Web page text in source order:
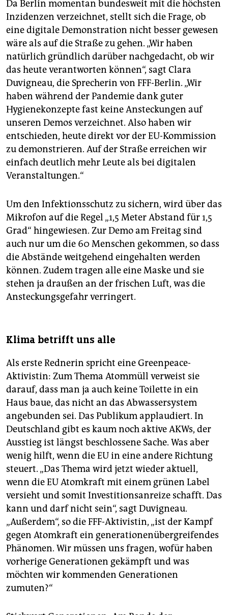
Da Berlin momentan bundesweit mit die höchsten
Inzidenzen verzeichnet, stellt sich die Frage, ob
eine digitale Demonstration nicht besser gewesen
wäre als auf die Straße zu gehen. „Wir haben
natürlich gründlich darüber nachgedacht, ob wir
das heute verantworten können“, sagt Clara
Duvigneau, die Sprecherin von FFF-Berlin. „Wir
haben während der Pandemie dank guter
Hygienekonzepte fast keine Ansteckungen auf
unseren Demos verzeichnet. Also haben wir
entschieden, heute direkt vor der EU-Kommission
zu demonstrieren. Auf der Straße erreichen wir
einfach deutlich mehr Leute als bei digitalen
Veranstaltungen.“
Um den Infektionsschutz zu sichern, wird über das
Mikrofon auf die Regel „1,5 Meter Abstand für 1,5
Grad“ hingewiesen. Zur Demo am Freitag sind
auch nur um die 60 Menschen gekommen, so dass
die Abstände weitgehend eingehalten werden
können. Zudem tragen alle eine Maske und sie
stehen ja draußen an der frischen Luft, was die
Ansteckungsgefahr verringert.
Klima betrifft uns alle
Als erste Rednerin spricht eine Greenpeace-
Aktivistin: Zum Thema Atommüll verweist sie
darauf, dass man ja auch keine Toilette in ein
Haus baue, das nicht an das Abwassersystem
angebunden sei. Das Publikum applaudiert. In
Deutschland gibt es kaum noch aktive AKWs, der
Ausstieg ist längst beschlossene Sache. Was aber
wenig hilft, wenn die EU in eine andere Richtung
steuert. „Das Thema wird jetzt wieder aktuell,
wenn die EU Atomkraft mit einem grünen Label
versieht und somit Investitionsanreize schafft. Das
kann und darf nicht sein“, sagt Duvigneau.
„Außerdem“, so die FFF-Aktivistin, „ist der Kampf
gegen Atomkraft ein generationenübergreifendes
Phänomen. Wir müssen uns fragen, wofür haben
vorherige Generationen gekämpft und was
möchten wir kommenden Generationen
zumuten?“